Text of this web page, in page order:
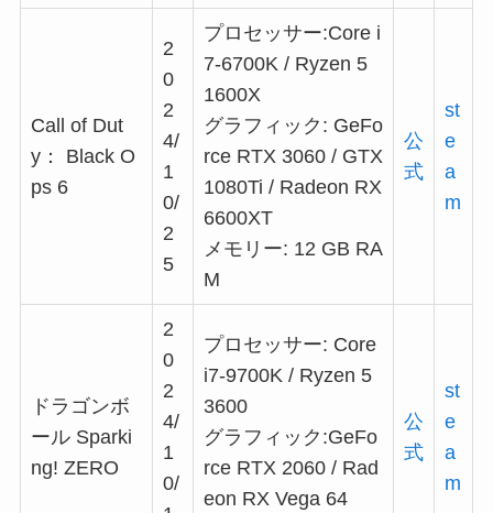
Call of Dut
y： Black O
ps 6
2
0
2
4/
1
0/
2
5
プロセッサー:Core i
7-6700K / Ryzen 5
1600X
グラフィック: GeFo
rce RTX 3060 / GTX
1080Ti / Radeon RX
6600XT
メモリー: 12 GB RA
M
公
式
st
e
a
m
ドラゴンボ
ール Sparki
ng! ZERO
2
0
2
4/
1
0/
プロセッサー: Core
i7-9700K / Ryzen 5
3600
グラフィック:GeFo
rce RTX 2060 / Rad
eon RX Vega 64
公
式
st
e
a
m